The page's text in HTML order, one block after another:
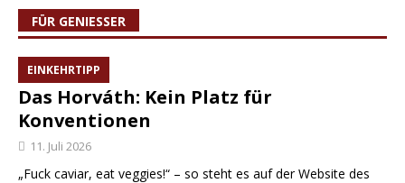
FÜR GENIESSER
EINKEHRTIPP
Das Horváth: Kein Platz für
Konventionen
11. Juli 2026
„Fuck caviar, eat veggies!“ – so steht es auf der Website des